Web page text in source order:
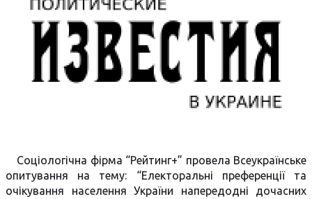
Соціологічна фірма “Рейтинг+” провела Всеукраїнське
опитування на тему: “Електоральні преференції та
очікування населення України напередодні дочасних